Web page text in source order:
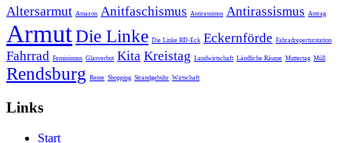
Altersarmut Amazon Anitfaschismus Antirassimus Antirassismus Antrag
ArmutDie Linke Die Linke RD-Eck Eckernförde Fahradreperturstation
Fahrrad Feminismus Glasverbot Kita Kreistag Landwirtschaft Ländliche Räume Muttertag Müll
Rendsburg Rente Shopping Strandgebühr Wirtschaft
Links
Start